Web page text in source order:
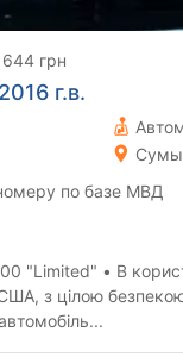
грн
г.в.
Сумы
по базе МВД
"Limited" • В
з цілою